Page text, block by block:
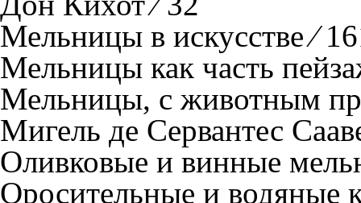
Мельницы в искусстве ⁄
Мельницы как часть
Мельницы, с животным
Мигель де Сервантес
Оливковые и винные
Оросительные и водяные